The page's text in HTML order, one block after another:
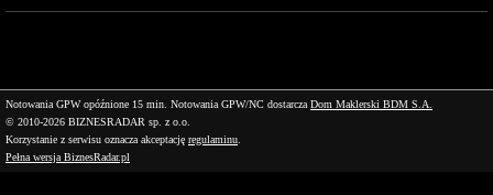
Notowania GPW opóźnione 15 min. Notowania GPW/NC dostarcza Dom Maklerski BDM S.A.
© 2010-2026 BIZNESRADAR sp. z o.o.
Korzystanie z serwisu oznacza akceptację regulaminu
Pełna wersja BiznesRadar.pl